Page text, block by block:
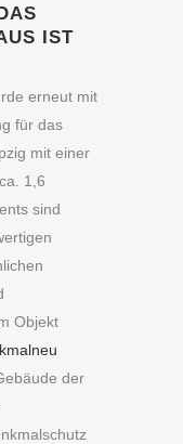
IST
erneut mit
für das
mit einer
1,6
sind
Objekt
der